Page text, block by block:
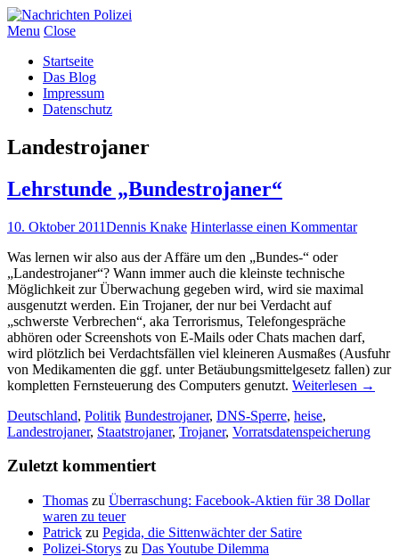
Menu Close
Startseite
Das Blog
Impressum
Datenschutz
Landestrojaner
Lehrstunde „Bundestrojaner“
10. Oktober 2011Dennis Knake Hinterlasse einen Kommentar
Was lernen wir also aus der Affäre um den „Bundes-“ oder
„Landestrojaner“? Wann immer auch die kleinste technische
Möglichkeit zur Überwachung gegeben wird, wird sie maximal
ausgenutzt werden. Ein Trojaner, der nur bei Verdacht auf
„schwerste Verbrechen“, aka Terrorismus, Telefongespräche
abhören oder Screenshots von E-Mails oder Chats machen darf,
wird plötzlich bei Verdachtsfällen viel kleineren Ausmaßes (Ausfuhr
von Medikamenten die ggf. unter Betäubungsmittelgesetz fallen) zur
kompletten Fernsteuerung des Computers genutzt. Weiterlesen →
Deutschland, Politik Bundestrojaner, DNS-Sperre, heise,
Landestrojaner, Staatstrojaner, Trojaner, Vorratsdatenspeicherung
Zuletzt kommentiert
Thomas zu Überraschung: Facebook-Aktien für 38 Dollar
waren zu teuer
Patrick zu Pegida, die Sittenwächter der Satire
Polizei-Storys zu Das Youtube Dilemma